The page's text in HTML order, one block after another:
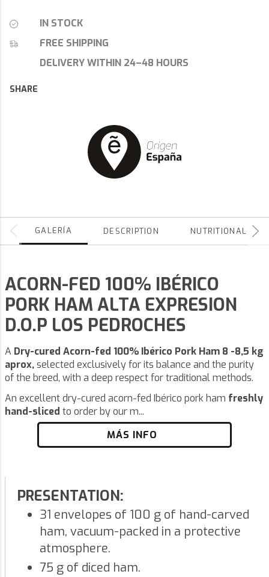
IN STOCK
FREE SHIPPING
DELIVERY WITHIN 24–48 HOURS
SHARE
GALERÍA DESCRIPTION NUTRITIONAL
ACORN-FED 100% IBÉRICO
PORK HAM ALTA EXPRESION
D.O.P LOS PEDROCHES
A Dry-cured Acorn-fed 100% Ibérico Pork Ham 8 -8,5 kg
aprox,selected exclusively for its balance and the purity
of the breed, with a deep respect for traditional methods.
An excellent dry-cured acorn-fed Ibérico pork ham freshly
hand-sliced to order by our m...
MÁS INFO
PRESENTATION:
31 envelopes of 100 g of hand-carved
ham, vacuum-packed in a protective
atmosphere.
75 g of diced ham.